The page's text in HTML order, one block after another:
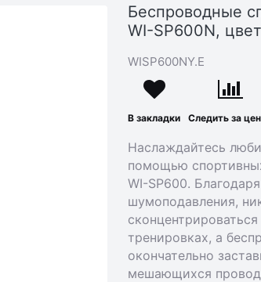
Беспроводные
WI-SP600N,
WISP600NY.E
В закладки Следить за
Наслаждайтесь
помощью
WI-SP600.
шумоподавления,
тренировках, а
окончательно
мешающихся